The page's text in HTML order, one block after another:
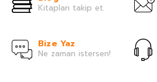
Kitapları takip et.
Bize Yaz
Ne zaman istersen!